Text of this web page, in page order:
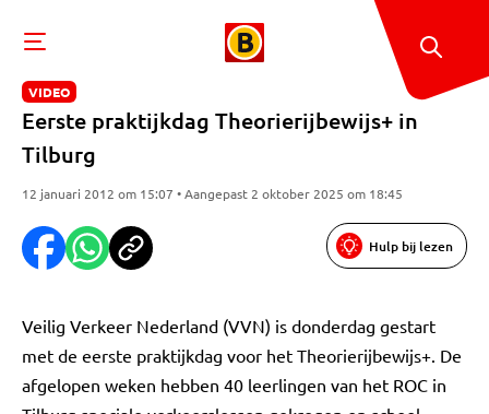
VIDEO
Eerste praktijkdag Theorierijbewijs+ in
Tilburg
12 januari 2012 om 15:07 • Aangepast 2 oktober 2025 om 18:45
Hulp bij lezen
Veilig Verkeer Nederland (VVN) is donderdag gestart
met de eerste praktijkdag voor het Theorierijbewijs+. De
afgelopen weken hebben 40 leerlingen van het ROC in